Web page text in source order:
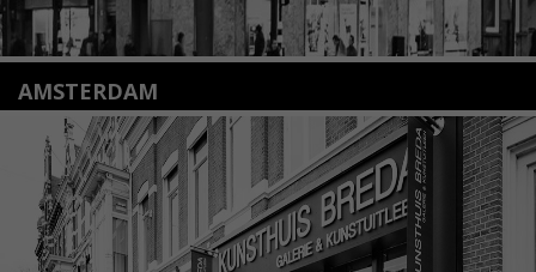
AMSTERDAM
Amstelveenseweg 135
1075 VX Amsterdam
+31 (0)20 2332546
info@kunsthuisamsterdam.nl
Lees meer